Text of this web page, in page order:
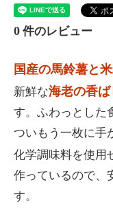
0 件のレビュー
国産の馬鈴薯と
新鮮な海老の香ば
す。ふわっとした
ついもう一枚に手
化学調味料を使用
作っているので、
す。